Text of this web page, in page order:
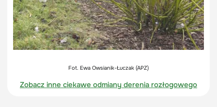
Fot. Ewa Owsianik-Łuczak (APZ)
Zobacz inne ciekawe odmiany derenia rozłogowego